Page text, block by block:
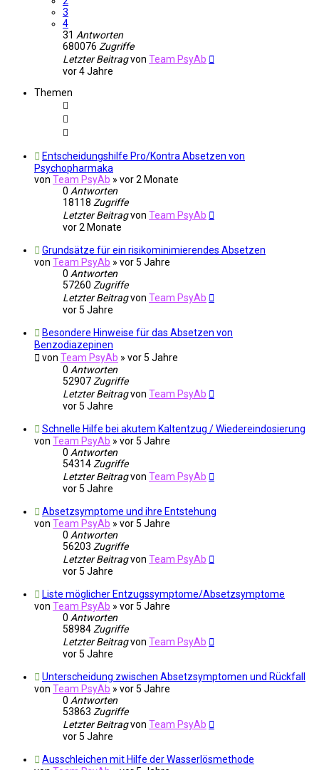
3
4
31 Antworten
680076 Zugriffe
Letzter Beitragvon Team PsyAb
vor 4 Jahre
Themen
Entscheidungshilfe Pro/Kontra Absetzen von
Psychopharmaka
von Team PsyAb » vor 2 Monate
0 Antworten
18118 Zugriffe
Letzter Beitragvon Team PsyAb
vor 2 Monate
Grundsätze für ein risikominimierendes Absetzen
von Team PsyAb » vor 5 Jahre
0 Antworten
57260 Zugriffe
Letzter Beitragvon Team PsyAb
vor 5 Jahre
Besondere Hinweise für das Absetzen von
Benzodiazepinen
von Team PsyAb » vor 5 Jahre
0 Antworten
52907 Zugriffe
Letzter Beitragvon Team PsyAb
vor 5 Jahre
Schnelle Hilfe bei akutem Kaltentzug / Wiedereindosierung
von Team PsyAb » vor 5 Jahre
0 Antworten
54314 Zugriffe
Letzter Beitragvon Team PsyAb
vor 5 Jahre
Absetzsymptome und ihre Entstehung
von Team PsyAb » vor 5 Jahre
0 Antworten
56203 Zugriffe
Letzter Beitragvon Team PsyAb
vor 5 Jahre
Liste möglicher Entzugssymptome/Absetzsymptome
von Team PsyAb » vor 5 Jahre
0 Antworten
58984 Zugriffe
Letzter Beitragvon Team PsyAb
vor 5 Jahre
Unterscheidung zwischen Absetzsymptomen und Rückfall
von Team PsyAb » vor 5 Jahre
0 Antworten
53863 Zugriffe
Letzter Beitragvon Team PsyAb
vor 5 Jahre
Ausschleichen mit Hilfe der Wasserlösmethode